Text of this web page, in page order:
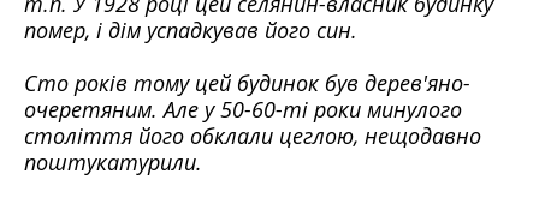
помер, і дім успадкував його син.
Сто років тому цей будинок був дерев'яно-
очеретяним. Але у 50-60-ті роки минулого
століття його обклали цеглою, нещодавно
поштукатурили.